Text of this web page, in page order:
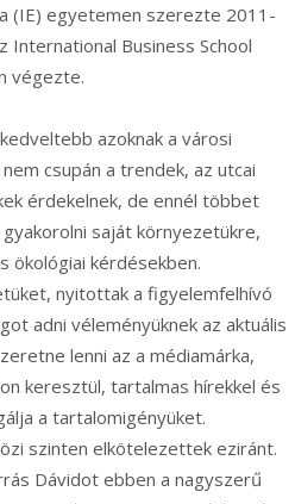
(IE) egyetemen szerezte 2011-
International Business School
végezte.
azoknak a városi
csupán a trendek, az utcai
érdekelnek, de ennél többet
saját környezetükre,
ökológiai kérdésekben.
nyitottak a figyelemfelhívó
adni véleményüknek az aktuális
lenni az a médiamárka,
keresztül, tartalmas hírekkel és
a tartalomigényüket.
szinten elkötelezettek eziránt.
Dávidot ebben a nagyszerű